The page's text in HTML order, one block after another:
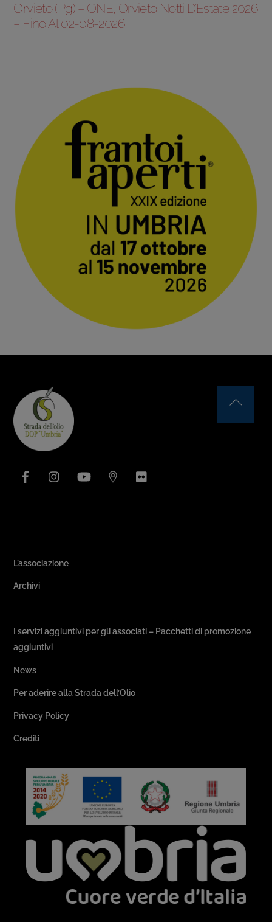
Orvieto (Pg) – ONE, Orvieto Notti D’Estate 2026
– Fino Al 02-08-2026
YouTube
L’associazione
Archivi
I servizi aggiuntivi per gli associati – Pacchetti di promozione
aggiuntivi
News
Per aderire alla Strada dell’Olio
Privacy Policy
Crediti